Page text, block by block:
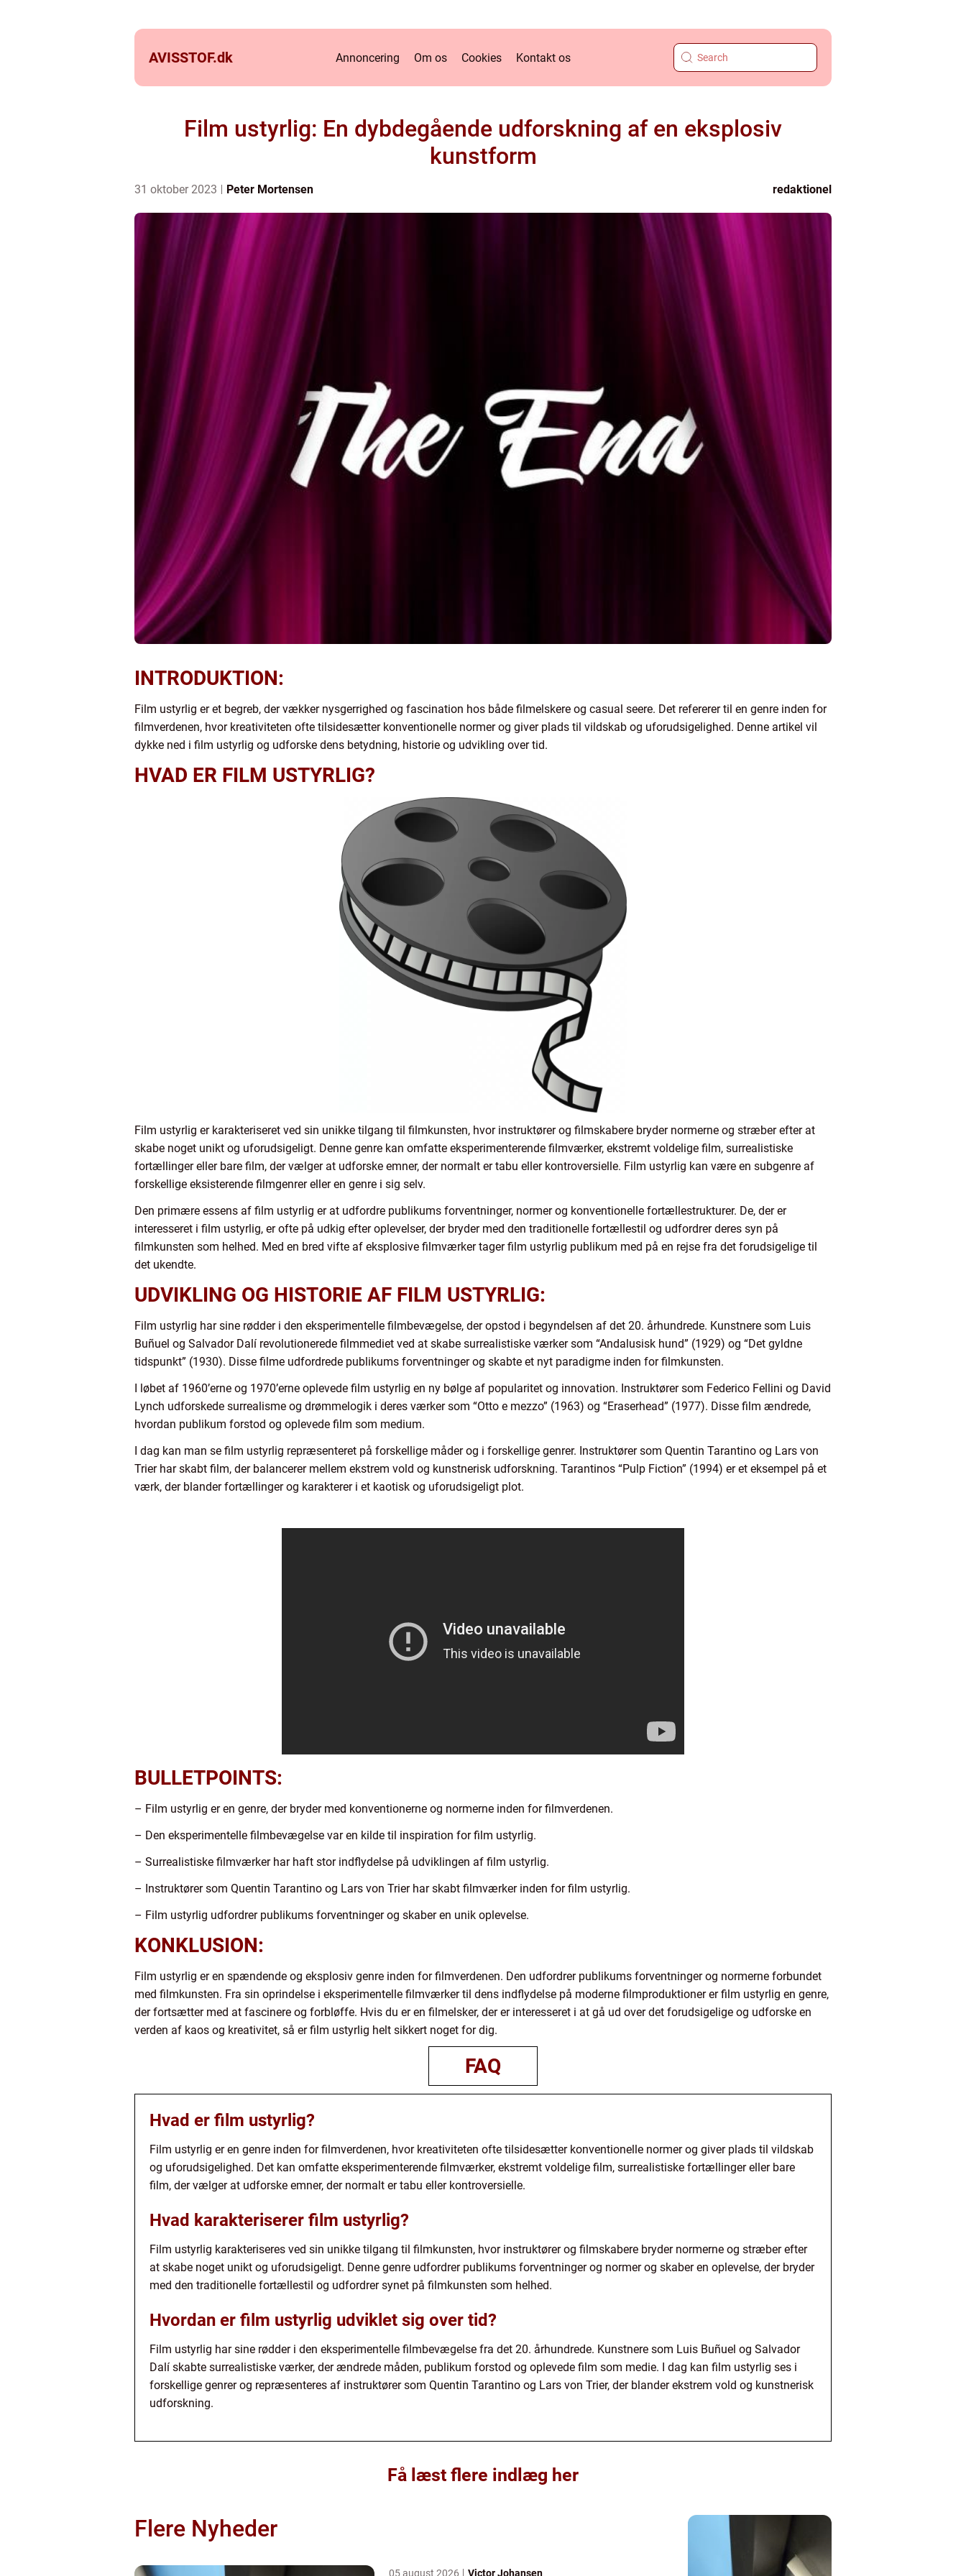
AVISSTOF.dk Annoncering Om os Cookies Kontakt os
Film ustyrlig: En dybdegående udforskning af en eksplosiv
kunstform
31 oktober 2023 Peter Mortensen redaktionel
INTRODUKTION:
Film ustyrlig er et begreb, der vækker nysgerrighed og fascination hos både filmelskere og casual seere. Det refererer til en genre inden for
filmverdenen, hvor kreativiteten ofte tilsidesætter konventionelle normer og giver plads til vildskab og uforudsigelighed. Denne artikel vil
dykke ned i film ustyrlig og udforske dens betydning, historie og udvikling over tid.
HVAD ER FILM USTYRLIG?
Film ustyrlig er karakteriseret ved sin unikke tilgang til filmkunsten, hvor instruktører og filmskabere bryder normerne og stræber efter at
skabe noget unikt og uforudsigeligt. Denne genre kan omfatte eksperimenterende filmværker, ekstremt voldelige film, surrealistiske
fortællinger eller bare film, der vælger at udforske emner, der normalt er tabu eller kontroversielle. Film ustyrlig kan være en subgenre af
forskellige eksisterende filmgenrer eller en genre i sig selv.
Den primære essens af film ustyrlig er at udfordre publikums forventninger, normer og konventionelle fortællestrukturer. De, der er
interesseret i film ustyrlig, er ofte på udkig efter oplevelser, der bryder med den traditionelle fortællestil og udfordrer deres syn på
filmkunsten som helhed. Med en bred vifte af eksplosive filmværker tager film ustyrlig publikum med på en rejse fra det forudsigelige til
det ukendte.
UDVIKLING OG HISTORIE AF FILM USTYRLIG:
Film ustyrlig har sine rødder i den eksperimentelle filmbevægelse, der opstod i begyndelsen af det 20. århundrede. Kunstnere som Luis
Buñuel og Salvador Dalí revolutionerede filmmediet ved at skabe surrealistiske værker som “Andalusisk hund” (1929) og “Det gyldne
tidspunkt” (1930). Disse filme udfordrede publikums forventninger og skabte et nyt paradigme inden for filmkunsten.
I løbet af 1960’erne og 1970’erne oplevede film ustyrlig en ny bølge af popularitet og innovation. Instruktører som Federico Fellini og David
Lynch udforskede surrealisme og drømmelogik i deres værker som “Otto e mezzo” (1963) og “Eraserhead” (1977). Disse film ændrede,
hvordan publikum forstod og oplevede film som medium.
I dag kan man se film ustyrlig repræsenteret på forskellige måder og i forskellige genrer. Instruktører som Quentin Tarantino og Lars von
Trier har skabt film, der balancerer mellem ekstrem vold og kunstnerisk udforskning. Tarantinos “Pulp Fiction” (1994) er et eksempel på et
værk, der blander fortællinger og karakterer i et kaotisk og uforudsigeligt plot.
BULLETPOINTS:
– Film ustyrlig er en genre, der bryder med konventionerne og normerne inden for filmverdenen.
– Den eksperimentelle filmbevægelse var en kilde til inspiration for film ustyrlig.
– Surrealistiske filmværker har haft stor indflydelse på udviklingen af film ustyrlig.
– Instruktører som Quentin Tarantino og Lars von Trier har skabt filmværker inden for film ustyrlig.
– Film ustyrlig udfordrer publikums forventninger og skaber en unik oplevelse.
KONKLUSION:
Film ustyrlig er en spændende og eksplosiv genre inden for filmverdenen. Den udfordrer publikums forventninger og normerne forbundet
med filmkunsten. Fra sin oprindelse i eksperimentelle filmværker til dens indflydelse på moderne filmproduktioner er film ustyrlig en genre,
der fortsætter med at fascinere og forbløffe. Hvis du er en filmelsker, der er interesseret i at gå ud over det forudsigelige og udforske en
verden af kaos og kreativitet, så er film ustyrlig helt sikkert noget for dig.
FAQ
Hvad er film ustyrlig?
Film ustyrlig er en genre inden for filmverdenen, hvor kreativiteten ofte tilsidesætter konventionelle normer og giver plads til vildskab
og uforudsigelighed. Det kan omfatte eksperimenterende filmværker, ekstremt voldelige film, surrealistiske fortællinger eller bare
film, der vælger at udforske emner, der normalt er tabu eller kontroversielle.
Hvad karakteriserer film ustyrlig?
Film ustyrlig karakteriseres ved sin unikke tilgang til filmkunsten, hvor instruktører og filmskabere bryder normerne og stræber efter
at skabe noget unikt og uforudsigeligt. Denne genre udfordrer publikums forventninger og normer og skaber en oplevelse, der bryder
med den traditionelle fortællestil og udfordrer synet på filmkunsten som helhed.
Hvordan er film ustyrlig udviklet sig over tid?
Film ustyrlig har sine rødder i den eksperimentelle filmbevægelse fra det 20. århundrede. Kunstnere som Luis Buñuel og Salvador
Dalí skabte surrealistiske værker, der ændrede måden, publikum forstod og oplevede film som medie. I dag kan film ustyrlig ses i
forskellige genrer og repræsenteres af instruktører som Quentin Tarantino og Lars von Trier, der blander ekstrem vold og kunstnerisk
udforskning.
Få læst flere indlæg her
Flere Nyheder
05 august 2026 Victor Johansen